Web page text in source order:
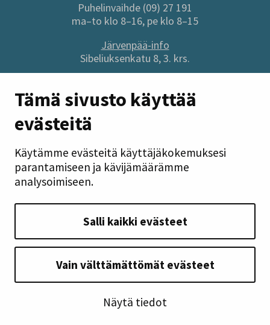
Tämä sivusto käyttää
evästeitä
Käytämme evästeitä käyttäjäkokemuksesi
parantamiseen ja kävijämäärämme
analysoimiseen.
Salli kaikki evästeet
Vain välttämättömät evästeet
Näytä tiedot
Puhelinvaihde (09) 27 191
ma–to klo 8–16, pe klo 8–15
Järvenpää-info
Sibeliuksenkatu 8, 3. krs.
Sivuston pikalinkit
Anna palautetta
Tilaa uutiskirje
Tietosuoja
Takaisin ylös
Seuraa meitä